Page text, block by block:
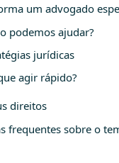
um advogado
podemos ajudar?
jurídicas
agir rápido?
direitos
frequentes sobre o